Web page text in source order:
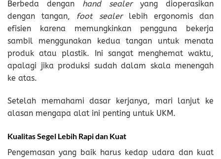
Berbeda dengan hand sealeryang dioperasikan
dengan tangan, foot sealerlebih ergonomis dan
efisien karena memungkinkan pengguna bekerja
sambil menggunakan kedua tangan untuk menata
produk atau plastik. Ini sangat menghemat waktu,
apalagi jika produksi sudah dalam skala menengah
ke atas.
Setelah memahami dasar kerjanya, mari lanjut ke
alasan mengapa alat ini penting untuk UKM.
Kualitas Segel Lebih Rapi dan Kuat
Pengemasan yang baik harus kedap udara dan kuat